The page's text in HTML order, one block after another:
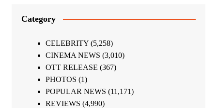
Category
CELEBRITY(5,258)
CINEMA NEWS (3,010)
OTT RELEASE (367)
PHOTOS (1)
POPULAR NEWS (11,171)
REVIEWS (4,990)